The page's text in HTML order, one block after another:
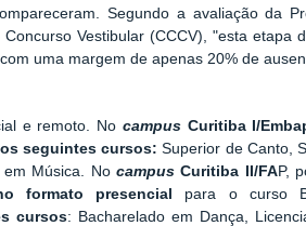
Segundo a avaliação da
Vestibular (CCCV), "esta etapa
uma margem de apenas 20% de
e remoto. No campus Curitiba I/
seguintes cursos: Superior de Canto,
Música. No campusCuritiba II/FAP,
formato presencial
para o curso
cursos: Bacharelado em Dança,